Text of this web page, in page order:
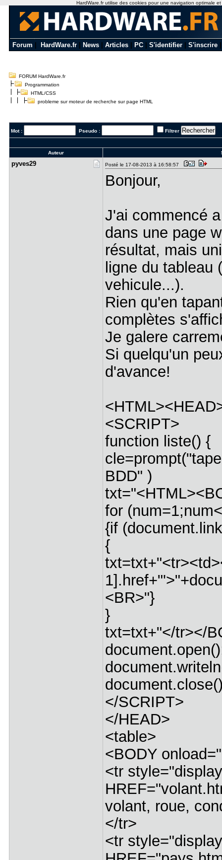
Forum HardWare.fr News Articles PC S'identifier S'inscrire
FORUM HardWare.fr
Programmation
HTML/CSS
probleme sur moteur de recherche sur page HTML
Mot : Pseudo : Filtrer
Auteur
pyves29 Posté le 17-08-2013 à 16:58:57
Bonjour,
J'ai commencé
dans une page
résultat, mais
ligne du
vehicule...).
Rien qu'en
complètes
Je galere
Si quelqu'un
d'avance!
<SCRIPT>
function liste() {
BDD" )
for
{if
{
<BR>"}
}
txt=txt+"</tr></
</SCRIPT>
</HEAD>
<table>
<BODY
<tr
volant, roue,
</tr>
<tr
HardWare.fr utilise des cookies pour une navigation optimale